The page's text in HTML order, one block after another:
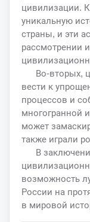
цивилизации.
уникальную
страны, и эти
рассмотрении
Во-вторых,
вести к
процессов и
многогранной
может
также играли
В
возможность
России на
в мировой